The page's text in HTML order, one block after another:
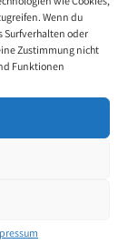
Wenn du
Surfverhalten oder
Zustimmung nicht
Funktionen